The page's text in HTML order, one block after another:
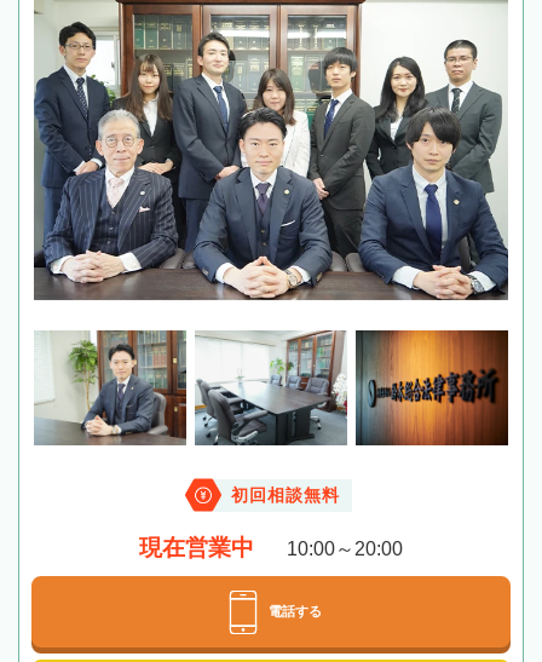
初回相談無料
現在営業中 10:00～20:00
電話する